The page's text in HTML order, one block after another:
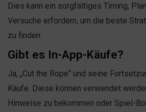
Dies kann ein sorgfältiges Timing,
Versuche erfordern, um die beste
zu finden.
Gibt es In-App-Käufe?
Ja, „Cut the Rope“ und seine
Käufe. Diese können verwendet
Hinweise zu bekommen oder Spiel-